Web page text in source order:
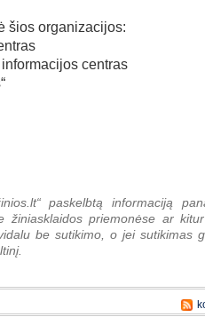
šios organizacijos:
centras
paskelbtą informaciją
žiniasklaidos priemonėse ar
be sutikimo, o jei sutikimas